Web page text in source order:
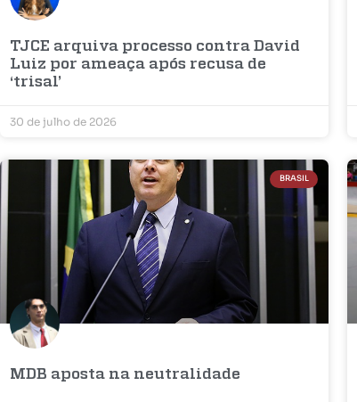
TJCE arquiva processo contra David
Luiz por ameaça após recusa de
‘trisal’
30 de julho de 2026
BRASIL
MDB aposta na neutralidade